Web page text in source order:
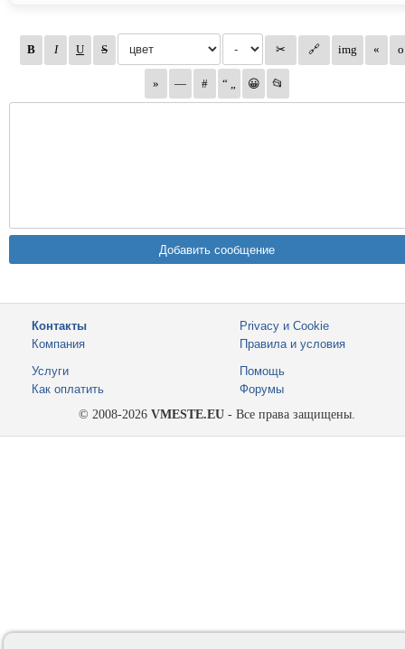
Контакты
Компания
Privacy и Cookie
Правила и условия
Услуги
Как оплатить
Помощь
Форумы
© 2008-2026 VMESTE.EU - Все права защищены.